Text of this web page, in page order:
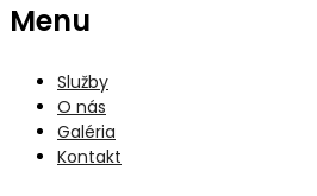
Menu
Služby
O nás
Galéria
Kontakt